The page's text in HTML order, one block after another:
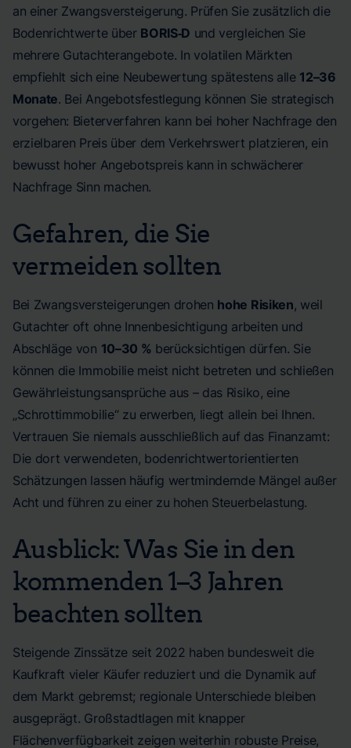
an einer Zwangsversteigerung. Prüfen Sie zusätzlich die
Bodenrichtwerte über BORIS‑D und vergleichen Sie
mehrere Gutachterangebote. In volatilen Märkten
empfiehlt sich eine Neubewertung spätestens alle 12–36
Monate. Bei Angebotsfestlegung können Sie strategisch
vorgehen: Bieterverfahren kann bei hoher Nachfrage den
erzielbaren Preis über dem Verkehrswert platzieren, ein
bewusst hoher Angebotspreis kann in schwächerer
Nachfrage Sinn machen.
Gefahren, die Sie
vermeiden sollten
Bei Zwangsversteigerungen drohen hohe Risiken, weil
Gutachter oft ohne Innenbesichtigung arbeiten und
Abschläge von 10–30 % berücksichtigen dürfen. Sie
können die Immobilie meist nicht betreten und schließen
Gewährleistungsansprüche aus – das Risiko, eine
„Schrottimmobilie“ zu erwerben, liegt allein bei Ihnen.
Vertrauen Sie niemals ausschließlich auf das Finanzamt:
Die dort verwendeten, bodenrichtwertorientierten
Schätzungen lassen häufig wertmindernde Mängel außer
Acht und führen zu einer zu hohen Steuerbelastung.
Ausblick: Was Sie in den
kommenden 1–3 Jahren
beachten sollten
Steigende Zinssätze seit 2022 haben bundesweit die
Kaufkraft vieler Käufer reduziert und die Dynamik auf
dem Markt gebremst; regionale Unterschiede bleiben
ausgeprägt. Großstadtlagen mit knapper
Flächenverfügbarkeit zeigen weiterhin robuste Preise,